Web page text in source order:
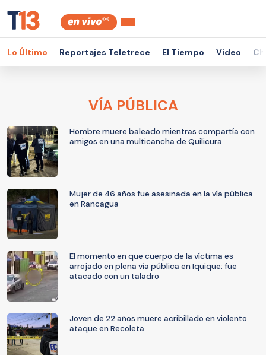
Lo Último Reportajes Teletrece El Tiempo Video
VÍA PÚBLICA
Hombre muere baleado mientras compartía con
amigos en una multicancha de Quilicura
Mujer de 46 años fue asesinada en la vía pública
en Rancagua
El momento en que cuerpo de la víctima es
arrojado en plena vía pública en Iquique: fue
atacado con un taladro
Joven de 22 años muere acribillado en violento
ataque en Recoleta